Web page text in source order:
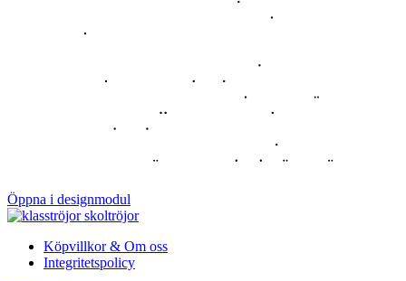
Öppna i designmodul
Köpvillkor & Om oss
Integritetspolicy